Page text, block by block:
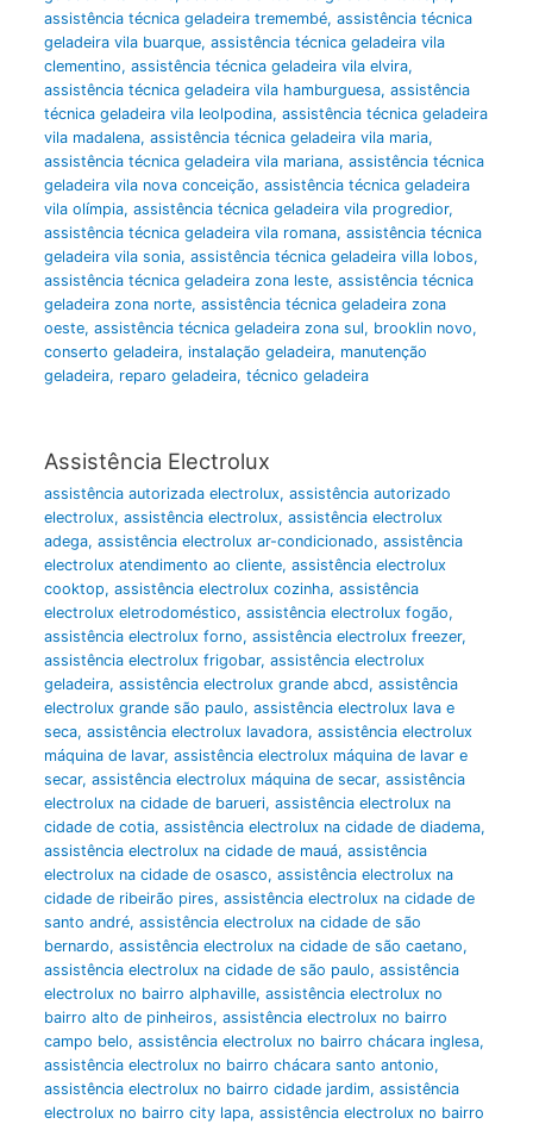
assistência técnica geladeira tremembé, assistência técnica
geladeira vila buarque, assistência técnica geladeira vila
clementino, assistência técnica geladeira vila elvira,
assistência técnica geladeira vila hamburguesa, assistência
técnica geladeira vila leolpodina, assistência técnica geladeira
vila madalena, assistência técnica geladeira vila maria,
assistência técnica geladeira vila mariana, assistência técnica
geladeira vila nova conceição, assistência técnica geladeira
vila olímpia, assistência técnica geladeira vila progredior,
assistência técnica geladeira vila romana, assistência técnica
geladeira vila sonia, assistência técnica geladeira villa lobos,
assistência técnica geladeira zona leste, assistência técnica
geladeira zona norte, assistência técnica geladeira zona
oeste, assistência técnica geladeira zona sul, brooklin novo,
conserto geladeira, instalação geladeira, manutenção
geladeira, reparo geladeira, técnico geladeira
Assistência Electrolux
assistência autorizada electrolux, assistência autorizado
electrolux, assistência electrolux, assistência electrolux
adega, assistência electrolux ar-condicionado, assistência
electrolux atendimento ao cliente, assistência electrolux
cooktop, assistência electrolux cozinha, assistência
electrolux eletrodoméstico, assistência electrolux fogão,
assistência electrolux forno, assistência electrolux freezer,
assistência electrolux frigobar, assistência electrolux
geladeira, assistência electrolux grande abcd, assistência
electrolux grande são paulo, assistência electrolux lava e
seca, assistência electrolux lavadora, assistência electrolux
máquina de lavar, assistência electrolux máquina de lavar e
secar, assistência electrolux máquina de secar, assistência
electrolux na cidade de barueri, assistência electrolux na
cidade de cotia, assistência electrolux na cidade de diadema,
assistência electrolux na cidade de mauá, assistência
electrolux na cidade de osasco, assistência electrolux na
cidade de ribeirão pires, assistência electrolux na cidade de
santo andré, assistência electrolux na cidade de são
bernardo, assistência electrolux na cidade de são caetano,
assistência electrolux na cidade de são paulo, assistência
electrolux no bairro alphaville, assistência electrolux no
bairro alto de pinheiros, assistência electrolux no bairro
campo belo, assistência electrolux no bairro chácara inglesa,
assistência electrolux no bairro chácara santo antonio,
assistência electrolux no bairro cidade jardim, assistência
electrolux no bairro city lapa, assistência electrolux no bairro